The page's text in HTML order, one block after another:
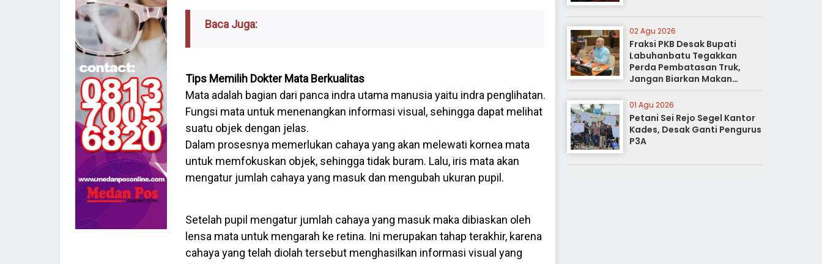
Baca Juga:
Tips Memilih Dokter Mata Berkualitas
Mata adalah bagian dari panca indra utama manusia yaitu indra penglihatan.
Fungsi mata untuk menenangkan informasi visual, sehingga dapat melihat
suatu objek dengan jelas.
Dalam prosesnya memerlukan cahaya yang akan melewati kornea mata
untuk memfokuskan objek, sehingga tidak buram. Lalu, iris mata akan
mengatur jumlah cahaya yang masuk dan mengubah ukuran pupil.
Setelah pupil mengatur jumlah cahaya yang masuk maka dibiaskan oleh
lensa mata untuk mengarah ke retina. Ini merupakan tahap terakhir, karena
cahaya yang telah diolah tersebut menghasilkan informasi visual yang
02 Agu 2026
Fraksi PKB Desak Bupati
Labuhanbatu Tegakkan
Perda Pembatasan Truk,
Jangan Biarkan Makan
Korban
01 Agu 2026
Petani Sei Rejo Segel Kantor
Kades, Desak Ganti Pengurus
P3A